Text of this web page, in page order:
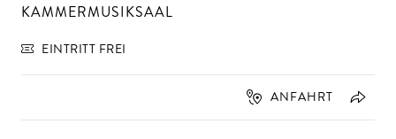
KAMMERMUSIKSAAL
EINTRITT FREI
ANFAHRT